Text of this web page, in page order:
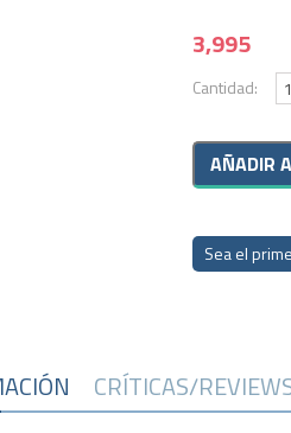
3,995
Cantidad:
Sea el
CRÍTICAS/